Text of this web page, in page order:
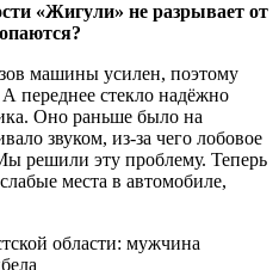
«Жигули» не разрывает от
машины усилен, поэтому
переднее стекло надёжно
Оно раньше было на
звуком, из-за чего лобовое
решили эту проблему. Теперь
места в автомобиле,